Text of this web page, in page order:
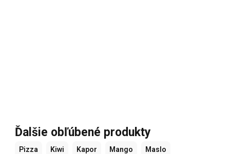
Ďalšie obľúbené produkty
Pizza Kiwi Kapor Mango Maslo